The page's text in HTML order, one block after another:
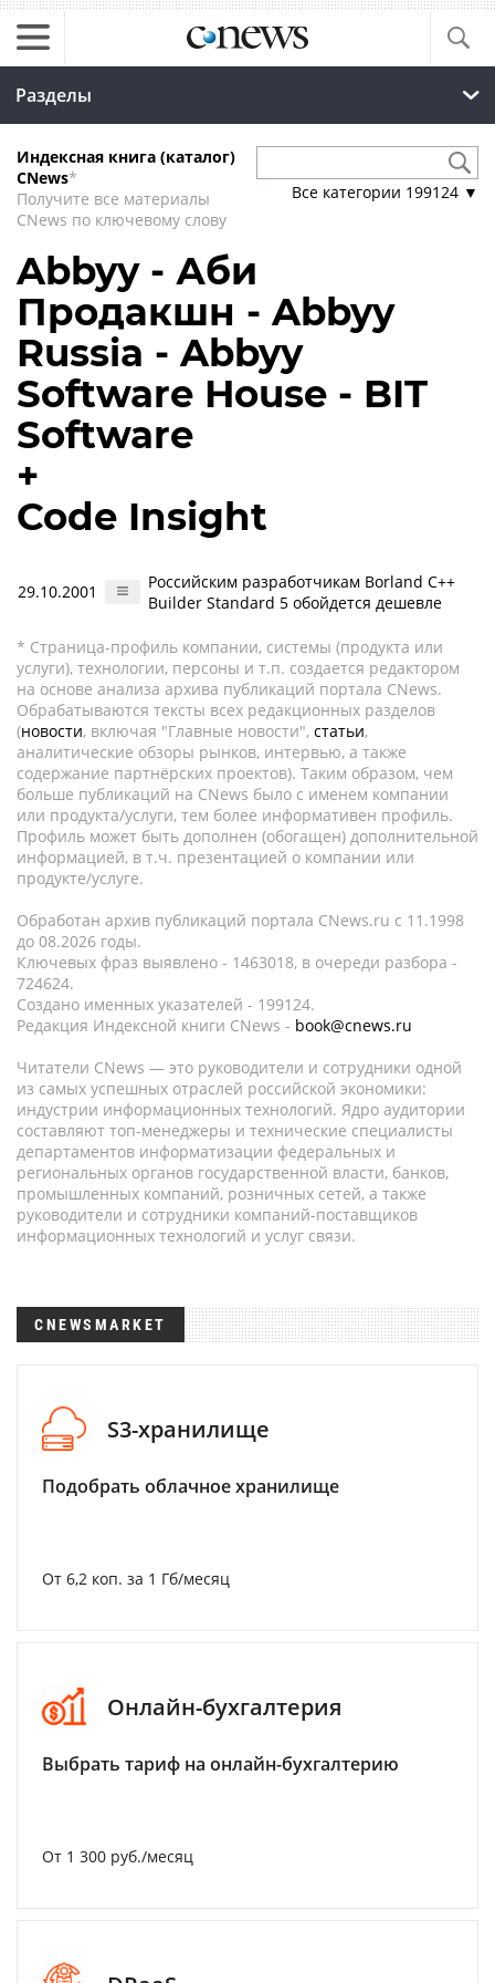
Разделы
Индексная книга (каталог)
CNews*
Получите все материалы
CNews по ключевому слову
Все категории 199124 ▼
Abbyy - Аби
Продакшн - Abbyy
Russia - Abbyy
Software House - BIT
Software
+
Code Insight
29.10.2001
Российским разработчикам Borland C++
Builder Standard 5 обойдется дешевле
* Страница-профиль компании, системы (продукта или
услуги), технологии, персоны и т.п. создается редактором
на основе анализа архива публикаций портала CNews.
Обрабатываются тексты всех редакционных разделов
(новости, включая "Главные новости", статьи,
аналитические обзоры рынков, интервью, а также
содержание партнёрских проектов). Таким образом, чем
больше публикаций на CNews было с именем компании
или продукта/услуги, тем более информативен профиль.
Профиль может быть дополнен (обогащен) дополнительной
информацией, в т.ч. презентацией о компании или
продукте/услуге.
Обработан архив публикаций портала CNews.ru c 11.1998
до 08.2026 годы.
Ключевых фраз выявлено - 1463018, в очереди разбора -
724624.
Создано именных указателей - 199124.
Редакция Индексной книги CNews - book@cnews.ru
Читатели CNews — это руководители и сотрудники одной
из самых успешных отраслей российской экономики:
индустрии информационных технологий. Ядро аудитории
составляют топ-менеджеры и технические специалисты
департаментов информатизации федеральных и
региональных органов государственной власти, банков,
промышленных компаний, розничных сетей, а также
руководители и сотрудники компаний-поставщиков
информационных технологий и услуг связи.
CNEWSMARKET
S3-хранилище
Подобрать облачное хранилище
От 6,2 коп. за 1 Гб/месяц
Онлайн-бухгалтерия
Выбрать тариф на онлайн-бухгалтерию
От 1 300 руб./месяц